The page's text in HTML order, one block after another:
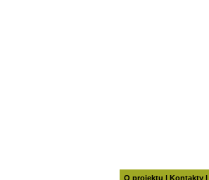
O projektu | Kontakty|